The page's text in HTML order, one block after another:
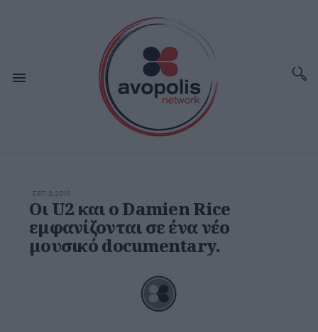
ΣΕΠ 3,2010
Οι U2 και ο Damien Rice
εμφανίζονται σε ένα νέο
μουσικό documentary.